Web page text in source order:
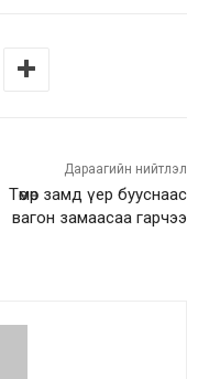
Дараагийн нийтлэл
Төмөр замд үер бууснаас
вагон замаасаа гарчээ